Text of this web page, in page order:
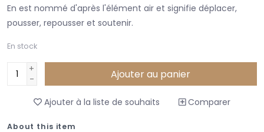
En est nommé d'après l'élément air et signifie déplacer,
pousser, repousser et soutenir.
En stock
+
-
Ajouter au panier
Ajouter à la liste de souhaits Comparer
About this item